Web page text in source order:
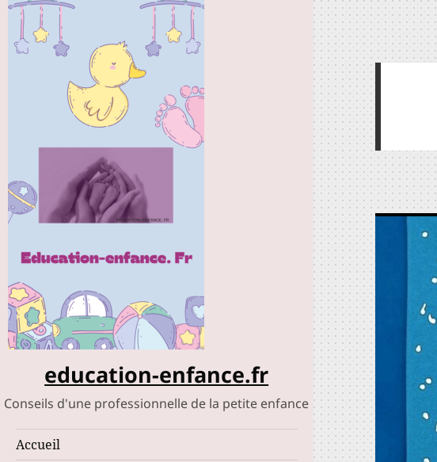
education-enfance.fr
Conseils d'une professionnelle de la petite enfance
Accueil